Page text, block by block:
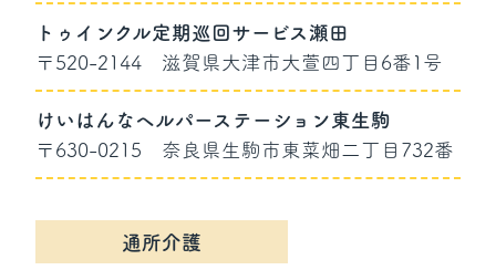
トゥインクル定期巡回サービス瀬田
〒520-2144
滋賀県大津市大萱四丁目6番1号
けいはんなヘルパーステーション東生駒
〒630-0215
奈良県生駒市東菜畑二丁目732番
通所介護